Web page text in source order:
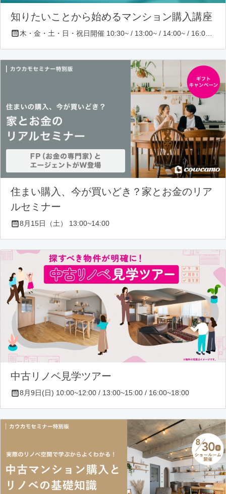
知りたいことから始めるマンション購入講座
住まい購入、今が買いどき？家とお金のリア
ルセミナー
8月15日（土） 13:00~14:00
中古リノベ見学ツアー
8月9日(日) 10:00~12:00 / 13:00~15:00 / 16:00~18:00